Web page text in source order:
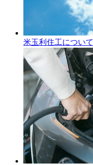
米玉利住工について